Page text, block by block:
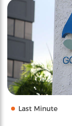
Last Minute